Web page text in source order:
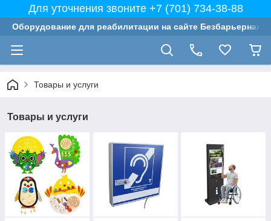
Для уточнения звоните +7 (701) 734-38-88
Оборудование для реабилитации на сайте Безбарьерная
Товары и услуги
Товары и услуги